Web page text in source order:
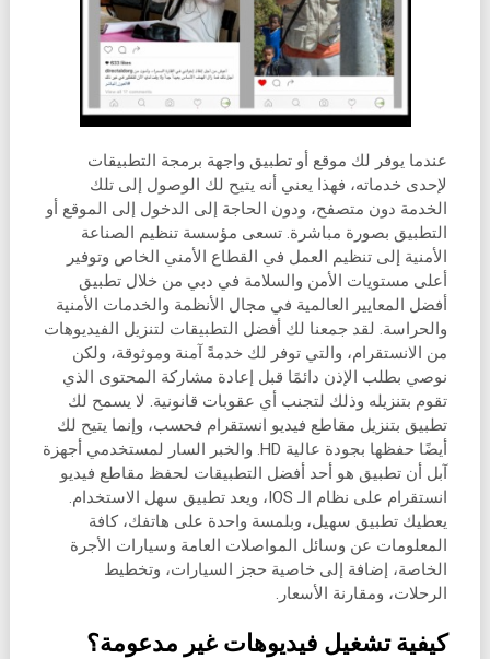
عندما يوفر لك موقع أو تطبيق واجهة برمجة التطبيقات
لإحدى خدماته، فهذا يعني أنه يتيح لك الوصول إلى تلك
الخدمة دون متصفح، ودون الحاجة إلى الدخول إلى الموقع أو
التطبيق بصورة مباشرة. تسعى مؤسسة تنظيم الصناعة
الأمنية إلى تنظيم العمل في القطاع الأمني الخاص وتوفير
أعلى مستويات الأمن والسلامة في دبي من خلال تطبيق
أفضل المعايير العالمية في مجال الأنظمة والخدمات الأمنية
والحراسة. لقد جمعنا لك أفضل التطبيقات لتنزيل الفيديوهات
من الانستقرام، والتي توفر لك خدمةً آمنة وموثوقة، ولكن
نوصي بطلب الإذن دائمًا قبل إعادة مشاركة المحتوى الذي
تقوم بتنزيله وذلك لتجنب أي عقوبات قانونية. لا يسمح لك
تطبيق بتنزيل مقاطع فيديو انستقرام فحسب، وإنما يتيح لك
أيضًا حفظها بجودة عالية HD. والخبر السار لمستخدمي أجهزة
آبل أن تطبيق هو أحد أفضل التطبيقات لحفظ مقاطع فيديو
انستقرام على نظام الـ IOS، ويعد تطبيق سهل الاستخدام.
يعطيك تطبيق سهيل، وبلمسة واحدة على هاتفك، كافة
المعلومات عن وسائل المواصلات العامة وسيارات الأجرة
الخاصة، إضافة إلى خاصية حجز السيارات، وتخطيط
الرحلات، ومقارنة الأسعار.
كيفية تشغيل فيديوهات غير مدعومة؟